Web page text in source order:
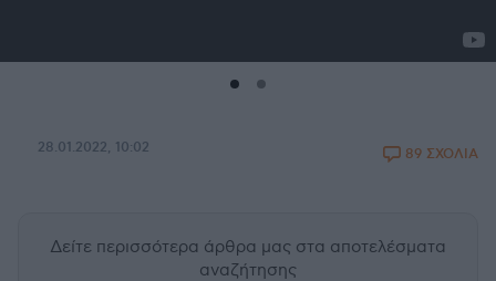
28.01.2022, 10:02 89 ΣΧΟΛΙΑ
Δείτε περισσότερα άρθρα μας στα αποτελέσματα
αναζήτησης